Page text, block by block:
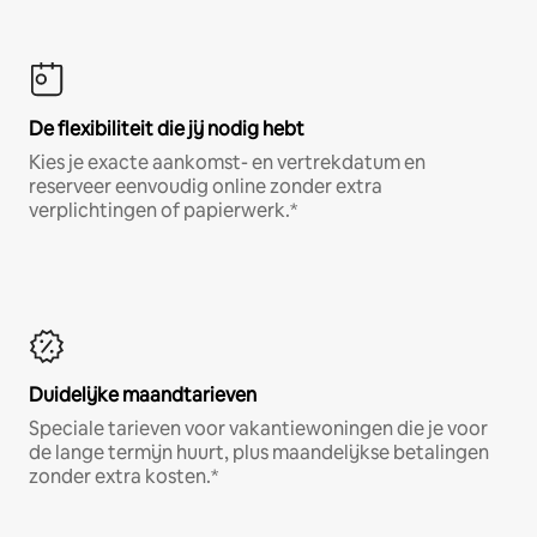
De flexibiliteit die jij nodig hebt
Kies je exacte aankomst- en vertrekdatum en
reserveer eenvoudig online zonder extra
verplichtingen of papierwerk.*
Duidelijke maandtarieven
Speciale tarieven voor vakantiewoningen die je voor
de lange termijn huurt, plus maandelijkse betalingen
zonder extra kosten.*